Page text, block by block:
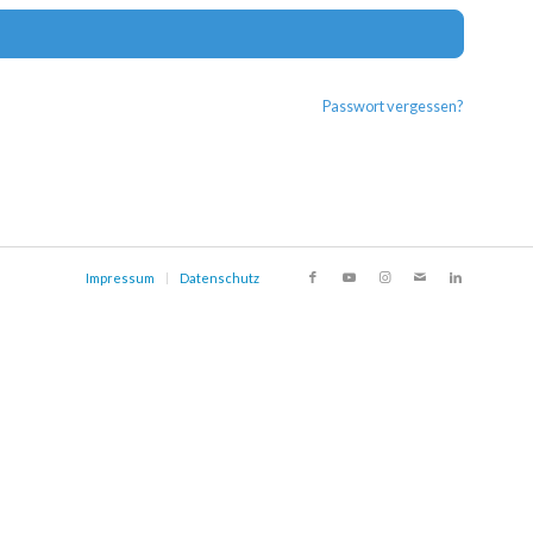
Passwort vergessen?
Impressum Datenschutz